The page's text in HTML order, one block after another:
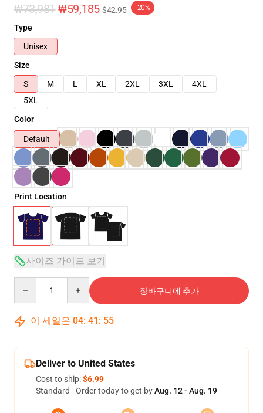
₩73,981 ₩59,185 $42.95 -20%
Type
Unisex
Size
S
M L XL 2XL 3XL
4XL
5XL
Color
Default
Print Location
사이즈 가이드 보기
장바구니에 추가
이 세일은 04: 41 : 54
Deliver to United States
Cost to ship:$6.99
Standard - Order today to get byAug. 12 - Aug. 19